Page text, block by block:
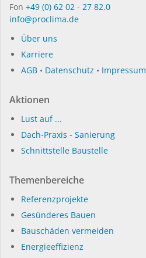
Fon +49 (0) 62 02 - 27 82.0
info@proclima.de
Über uns
Karriere
AGB • Datenschutz • Impressum
Aktionen
Lust auf ...
Dach-Praxis - Sanierung
Schnittstelle Baustelle
Themenbereiche
Referenzprojekte
Gesünderes Bauen
Bauschäden vermeiden
Energieeffizienz